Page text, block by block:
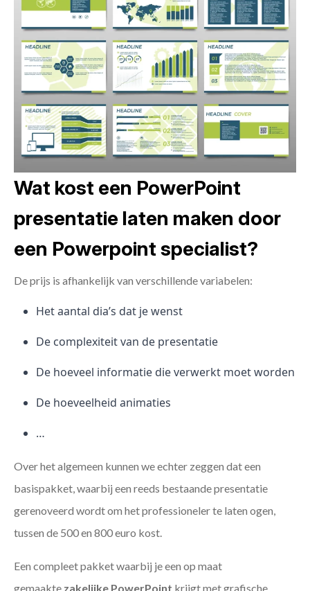
Wat kost een PowerPoint
presentatie laten maken door
een Powerpoint specialist?
De prijs is afhankelijk van verschillende variabelen:
Het aantal dia’s dat je wenst
De complexiteit van de presentatie
De hoeveel informatie die verwerkt moet worden
De hoeveelheid animaties
…
Over het algemeen kunnen we echter zeggen dat een
basispakket, waarbij een reeds bestaande presentatie
gerenoveerd wordt om het professioneler te laten ogen,
tussen de 500 en 800 euro kost.
Een compleet pakket waarbij je een op maat
gemaakte zakelijke PowerPoint krijgt met grafische